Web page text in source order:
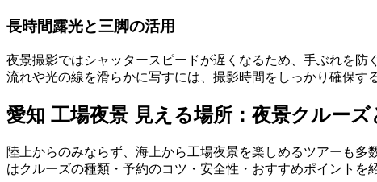
長時間露光と三脚の活用
夜景撮影ではシャッタースピードが遅くなるため、手ぶれを
流れや光の線を滑らかに写すには、撮影時間をしっかり確保す
愛知 工場夜景 見える場所：夜景クルー
陸上からのみならず、海上から工場夜景を楽しめるツアーも
はクルーズの種類・予約のコツ・安全性・おすすめポイントを